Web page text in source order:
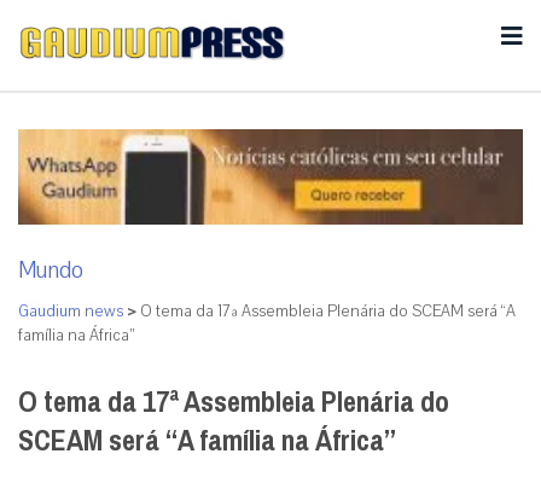
Mundo
Gaudium news > O tema da 17ª Assembleia Plenária do SCEAM será “A
família na África”
O tema da 17ª Assembleia Plenária do
SCEAM será “A família na África”